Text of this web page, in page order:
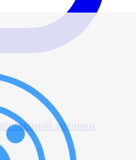
техники